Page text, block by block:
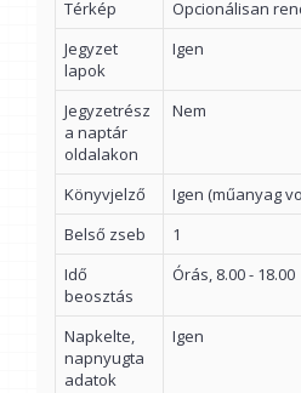
Térkép
Opcionálisan
Jegyzet
lapok
Igen
Jegyzetrész
a naptár
oldalakon
Nem
Könyvjelző
Igen (műanyag
Belső zseb
1
Idő
beosztás
Órás, 8.00 - 18.00
Napkelte,
napnyugta
adatok
Igen